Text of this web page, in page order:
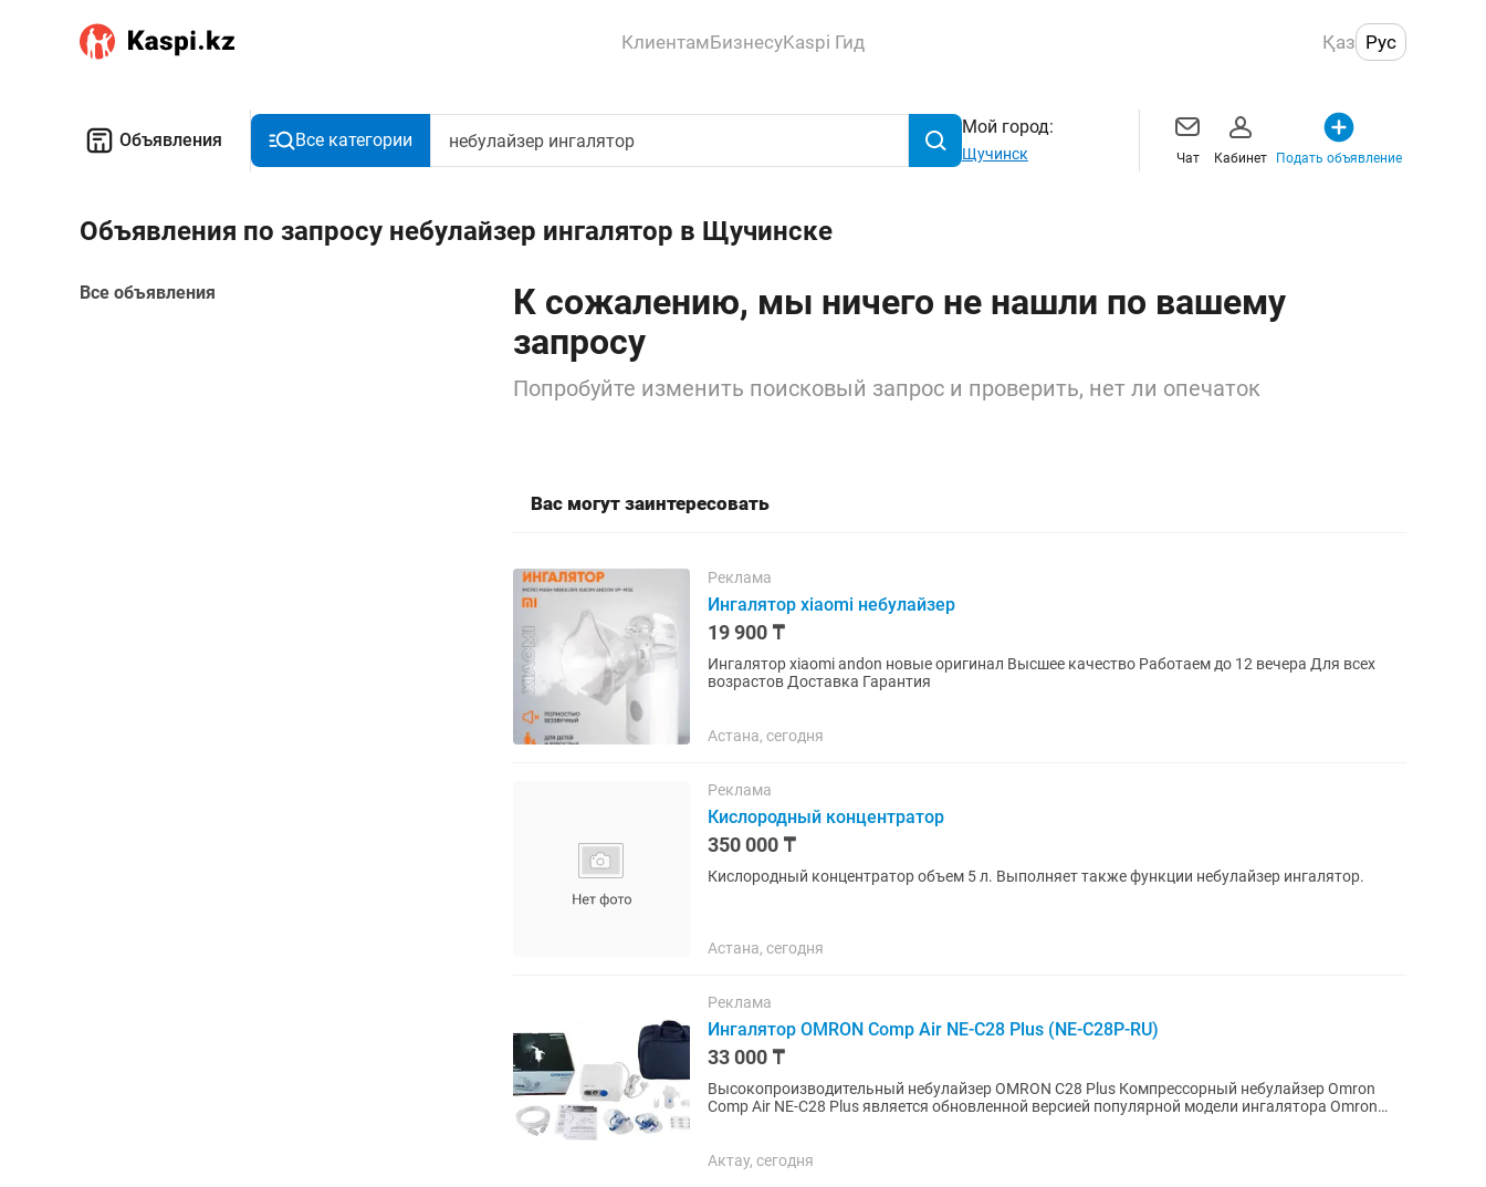
КлиентамБизнесуKaspi Гид Қаз Рус
Объявления Все категории
Мой город:
Щучинск Чат Кабинет Подать объявление
Объявления по запросу небулайзер ингалятор в Щучинске
Все объявления
К сожалению, мы ничего не нашли по вашему
запросу
Попробуйте изменить поисковый запрос и проверить, нет ли опечаток
Вас могут заинтересовать
Реклама
Ингалятор xiaomi небулайзер
19 900 ₸
Ингалятор xiaomi andon новые оригинал Высшее качество Работаем до 12 вечера Для всех
возрастов Доставка Гарантия
Астана, сегодня
Реклама
Кислородный концентратор
350 000 ₸
Кислородный концентратор объем 5 л. Выполняет также функции небулайзер ингалятор.
Астана, сегодня
Реклама
Ингалятор OMRON Comp Air NE-C28 Plus (NE-C28P-RU)
33 000 ₸
Высокопроизводительный небулайзер OMRON C28 Plus Компрессорный небулайзер Omron
Comp Air NE-C28 Plus является обновленной версией популярной модели ингалятора Omron
Актау, сегодня